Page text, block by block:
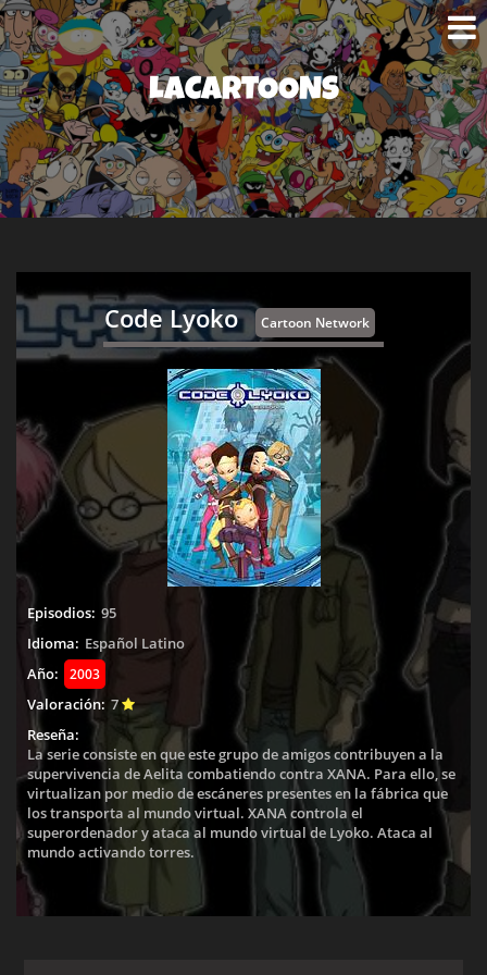
LACARTOONS
Code Lyoko Cartoon Network
Episodios: 95
Idioma: Español Latino
Año:
2003
Valoración: 7
Reseña:
La serie consiste en que este grupo de amigos contribuyen a la
supervivencia de Aelita combatiendo contra XANA. Para ello, se
virtualizan por medio de escáneres presentes en la fábrica que
los transporta al mundo virtual. XANA controla el
superordenador y ataca al mundo virtual de Lyoko. Ataca al
mundo activando torres.